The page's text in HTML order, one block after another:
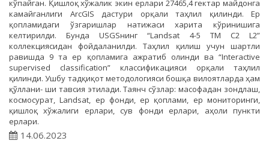
кўпайган. Қишлоқ хўжалик экин ерлари 27465,4 гектар майдонга
камайганлиги ArcGIS дастури орқали таҳлил қилинди. Ер
қопламидаги ўзгаришлар натижаси харита кўринишига
келтирилди. Бунда USGSнинг “Landsat 4-5 TM C2 L2”
коллекциясидан фойдаланилди. Таҳлил қилиш учун шартли
равишда 9 та ер қопламига ажратиб олинди ва “Interactive
supervised classification” классификацияси орқали таҳлил
қилинди. Ушбу тадқиқот методологияси бошқа вилоятларда ҳам
қўллани- ши тавсия этилади. Таянч сўзлар: масофадан зондлаш,
космосурат, Landsat, ер фонди, ер қоплами, ер мониторинги,
қишлоқ хўжалиги ерлари, сув фонди ерлари, аҳоли пункти
ерлари.
14.06.2023